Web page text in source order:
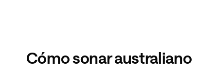
Cómo sonar australiano